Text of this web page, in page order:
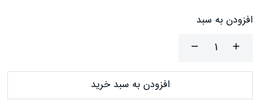
افزودن به سبد
افزودن به سبد خرید